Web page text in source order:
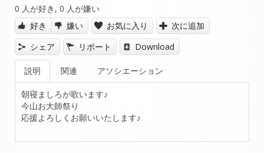
0 人が好き, 0 人が嫌い
好き
嫌い お気に入り
次に追加
シェア
リポート Download
説明 関連 アソシエーション
朝寝ましろが歌います♪
今山お大師祭り
応援よろしくお願いいたします♪